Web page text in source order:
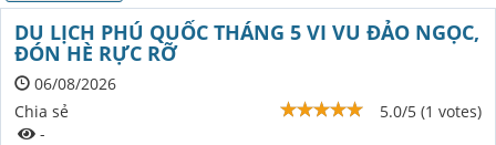
DU LỊCH PHÚ QUỐC THÁNG 5 VI VU ĐẢO NGỌC,
ĐÓN HÈ RỰC RỠ
06/08/2026
5.0/5 (1 votes)
Chia sẻ
-